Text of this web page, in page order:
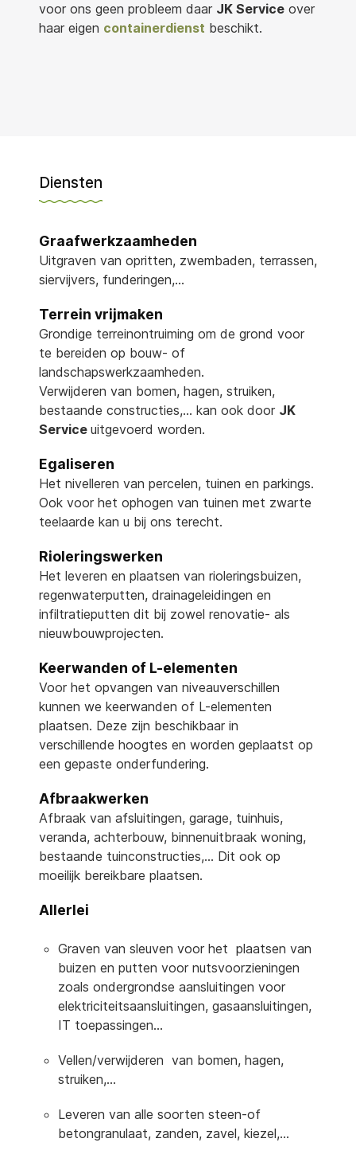
voor ons geen probleem daar JK Service over
haar eigen containerdienst beschikt.
Diensten
Graafwerkzaamheden
Uitgraven van opritten, zwembaden, terrassen,
siervijvers, funderingen,…
Terrein vrijmaken
Grondige terreinontruiming om de grond voor
te bereiden op bouw- of
landschapswerkzaamheden.
Verwijderen van bomen, hagen, struiken,
bestaande constructies,… kan ook door JK
Service uitgevoerd worden.
Egaliseren
Het nivelleren van percelen, tuinen en parkings.
Ook voor het ophogen van tuinen met zwarte
teelaarde kan u bij ons terecht.
Rioleringswerken
Het leveren en plaatsen van rioleringsbuizen,
regenwaterputten, drainageleidingen en
infiltratieputten dit bij zowel renovatie- als
nieuwbouwprojecten.
Keerwanden of L-elementen
Voor het opvangen van niveauverschillen
kunnen we keerwanden of L-elementen
plaatsen. Deze zijn beschikbaar in
verschillende hoogtes en worden geplaatst op
een gepaste onderfundering.
Afbraakwerken
Afbraak van afsluitingen, garage, tuinhuis,
veranda, achterbouw, binnenuitbraak woning,
bestaande tuinconstructies,… Dit ook op
moeilijk bereikbare plaatsen.
Allerlei
Graven van sleuven voor het plaatsen van
buizen en putten voor nutsvoorzieningen
zoals ondergrondse aansluitingen voor
elektriciteitsaansluitingen, gasaansluitingen,
IT toepassingen...
Vellen/verwijderen van bomen, hagen,
struiken,…
Leveren van alle soorten steen-of
betongranulaat, zanden, zavel, kiezel,...